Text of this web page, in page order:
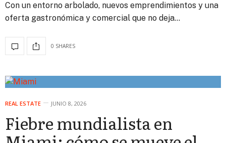
Con un entorno arbolado, nuevos emprendimientos y una
oferta gastronómica y comercial que no deja…
0 SHARES
REAL ESTATE JUNIO 8, 2026
Fiebre mundialista en